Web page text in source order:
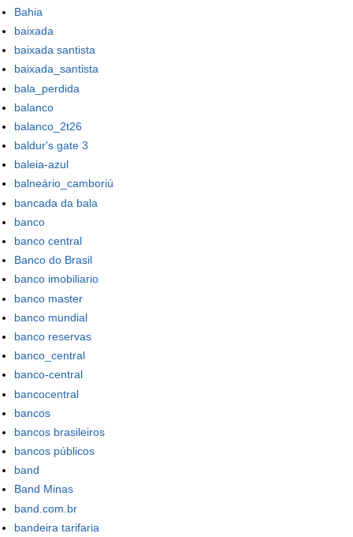
Bahia
baixada
baixada santista
baixada_santista
bala_perdida
balanco
balanco_2t26
baldur's gate 3
baleia-azul
balneário_camboriú
bancada da bala
banco
banco central
Banco do Brasil
banco imobiliario
banco master
banco mundial
banco reservas
banco_central
banco-central
bancocentral
bancos
bancos brasileiros
bancos públicos
band
Band Minas
band.com.br
bandeira tarifaria